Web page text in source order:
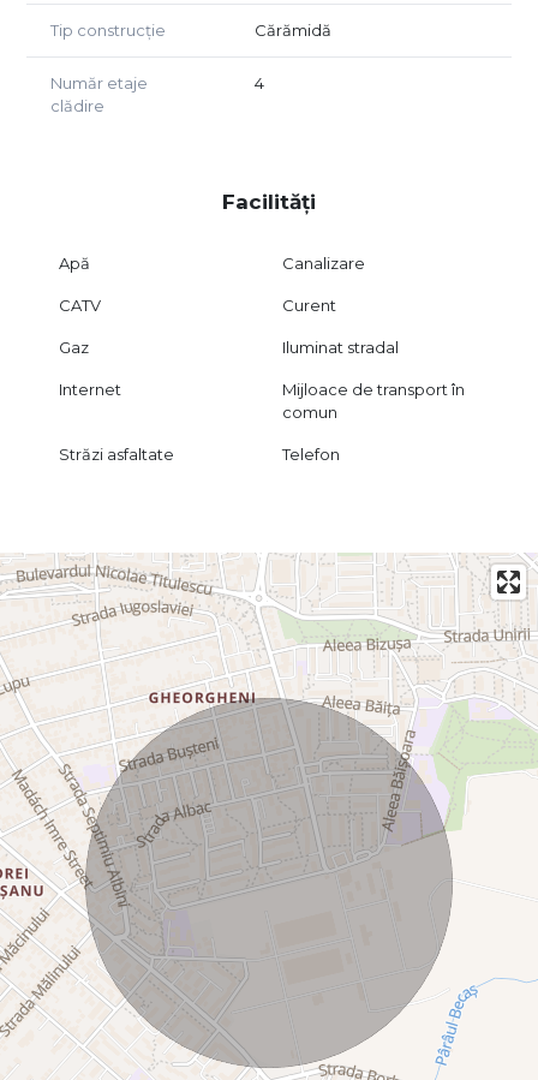
Tip construcție Cărămidă
Număr etaje
clădire
4
Facilități
Apă Canalizare
CATV Curent
Gaz Iluminat stradal
Internet
Mijloace de transport în
comun
Străzi asfaltate Telefon